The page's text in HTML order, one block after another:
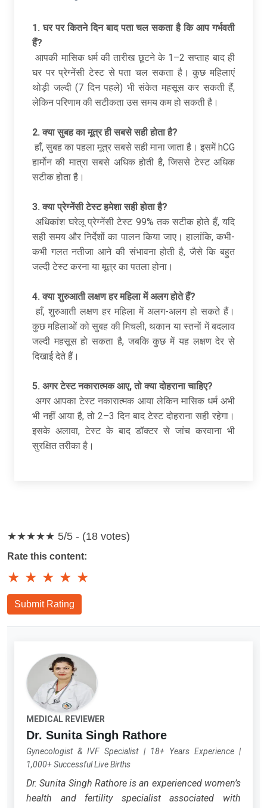
1. घर पर कितने दिन बाद पता चल सकता है कि आप गर्भवती
हैं?
आपकी मासिक धर्म की तारीख छूटने के 1–2 सप्ताह बाद ही
घर पर प्रेग्नेंसी टेस्ट से पता चल सकता है। कुछ महिलाएं
थोड़ी जल्दी (7 दिन पहले) भी संकेत महसूस कर सकती हैं,
लेकिन परिणाम की सटीकता उस समय कम हो सकती है।
2. क्या सुबह का मूत्र ही सबसे सही होता है?
हाँ, सुबह का पहला मूत्र सबसे सही माना जाता है। इसमें hCG
हार्मोन की मात्रा सबसे अधिक होती है, जिससे टेस्ट अधिक
सटीक होता है।
3. क्या प्रेग्नेंसी टेस्ट हमेशा सही होता है?
अधिकांश घरेलू प्रेग्नेंसी टेस्ट 99% तक सटीक होते हैं, यदि
सही समय और निर्देशों का पालन किया जाए। हालांकि, कभी-
कभी गलत नतीजा आने की संभावना होती है, जैसे कि बहुत
जल्दी टेस्ट करना या मूत्र का पतला होना।
4. क्या शुरुआती लक्षण हर महिला में अलग होते हैं?
हाँ, शुरुआती लक्षण हर महिला में अलग-अलग हो सकते हैं।
कुछ महिलाओं को सुबह की मिचली, थकान या स्तनों में बदलाव
जल्दी महसूस हो सकता है, जबकि कुछ में यह लक्षण देर से
दिखाई देते हैं।
5. अगर टेस्ट नकारात्मक आए, तो क्या दोहराना चाहिए?
अगर आपका टेस्ट नकारात्मक आया लेकिन मासिक धर्म अभी
भी नहीं आया है, तो 2–3 दिन बाद टेस्ट दोहराना सही रहेगा।
इसके अलावा, टेस्ट के बाद डॉक्टर से जांच करवाना भी
सुरक्षित तरीका है।
★★★★★ 5/5 - (18 votes)
Rate this content:
★ ★ ★ ★ ★
Submit Rating
MEDICAL REVIEWER
Dr. Sunita Singh Rathore
Gynecologist & IVF Specialist| 18+ Years Experience|
1,000+ Successful Live Births
Dr. Sunita Singh Rathore is an experienced women’s
health and fertility specialist associated with